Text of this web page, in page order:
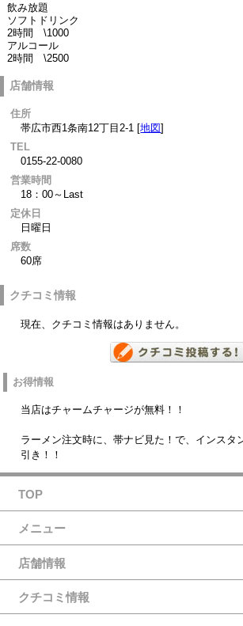
飲み放題
ソフトドリンク
2時間 \1000
アルコール
2時間 \2500
店舗情報
住所
帯広市西1条南12丁目2-1 [地図]
TEL
0155-22-0080
営業時間
18：00～Last
定休日
日曜日
席数
60席
クチコミ情報
現在、クチコミ情報はありません。
TOP
メニュー
店舗情報
クチコミ情報
お得情報
当店はチャームチャージが無料！！
ラーメン注文時に、帯ナビ見た！で、インスタ
引き！！